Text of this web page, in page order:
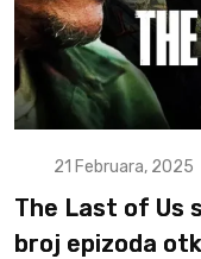
21 Februara, 2025
The Last of Us
broj epizoda